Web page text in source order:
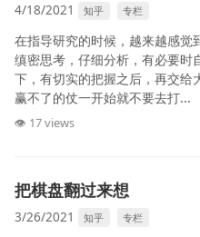
4/18/2021 知乎 专栏
在指导研究的时候，越来越感觉
缜密思考，仔细分析，有必要时
下，有切实的把握之后，再交给
赢不了的仗一开始就不要去打...
👁 17 views
把棋盘翻过来想
3/26/2021 知乎 专栏